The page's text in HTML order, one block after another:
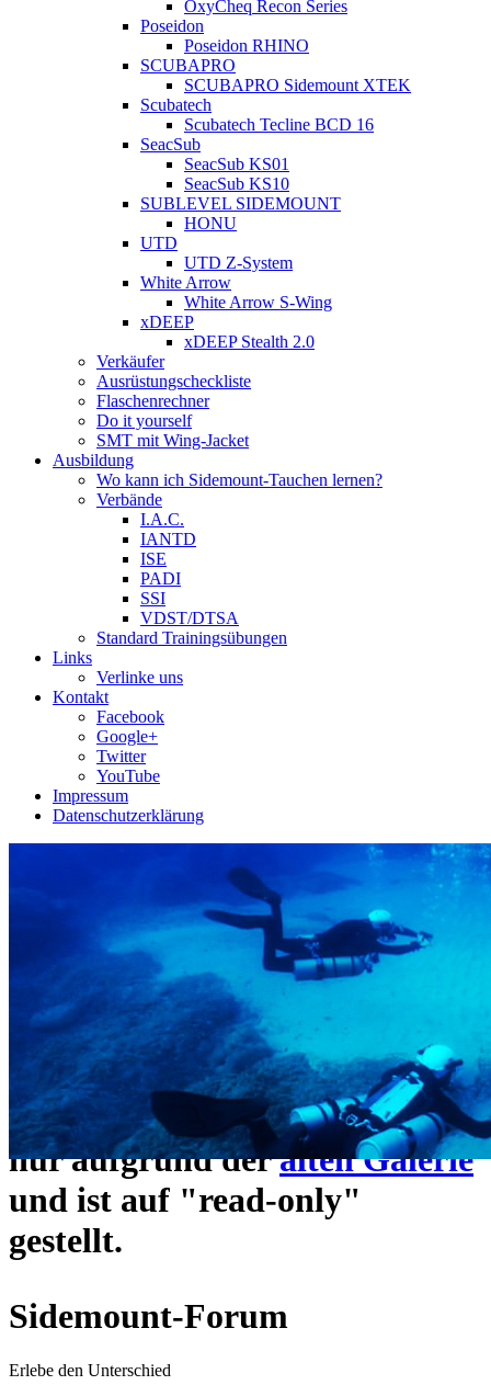
OxyCheq Recon Series
Poseidon
Poseidon RHINO
SCUBAPRO
SCUBAPRO Sidemount XTEK
Scubatech
Scubatech Tecline BCD 16
SeacSub
SeacSub KS01
SeacSub KS10
SUBLEVEL SIDEMOUNT
HONU
UTD
UTD Z-System
White Arrow
White Arrow S-Wing
xDEEP
xDEEP Stealth 2.0
Verkäufer
Ausrüstungscheckliste
Flaschenrechner
Do it yourself
SMT mit Wing-Jacket
Ausbildung
Wo kann ich Sidemount-Tauchen lernen?
Verbände
I.A.C.
IANTD
ISE
PADI
SSI
VDST/DTSA
Standard Trainingsübungen
Links
Verlinke uns
Kontakt
Facebook
Google+
Twitter
YouTube
Impressum
Datenschutzerklärung
Das Sidemount-Forum ist auf
ein neues Forensystem
umgezogen und wie gewohnt
unterhttps://www.sidemount-
forum.comerreichbar.
Das alte Forum hier existiert
nur aufgrund deralten Galerie
und ist auf "read-only"
gestellt.
Sidemount-Forum
Erlebe den Unterschied